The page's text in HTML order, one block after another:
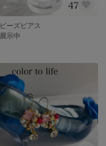
ビーズピアス
展示中